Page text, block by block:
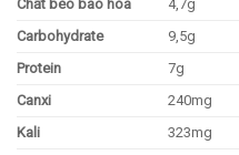
Chất béo bão hòa 4,7g
Carbohydrate
9,5g
Protein
7g
Canxi
240mg
Kali
323mg